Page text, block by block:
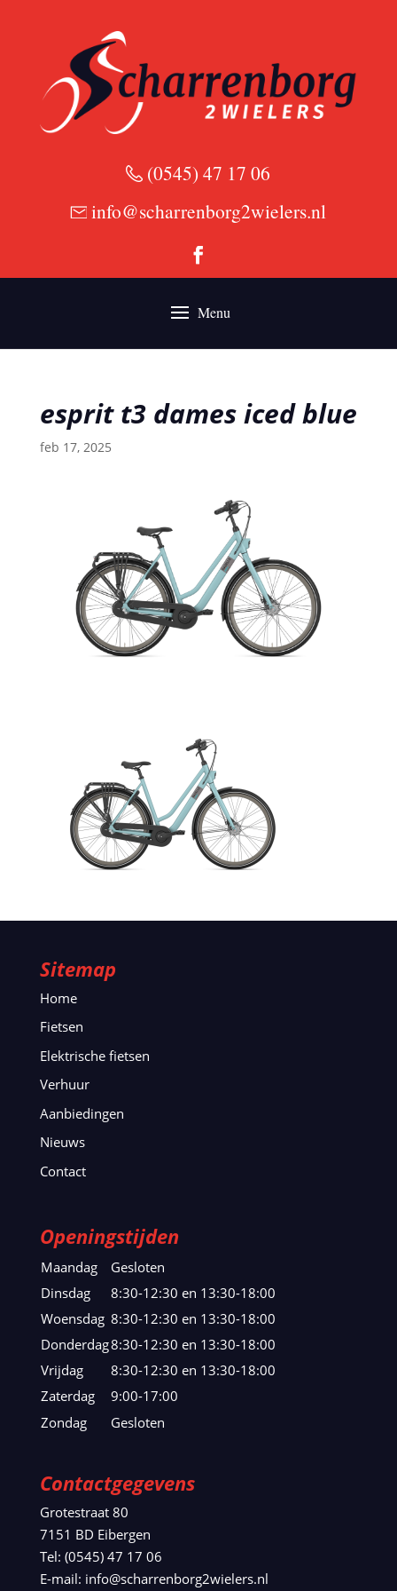
(0545) 47 17 06
info@scharrenborg2wielers.nl
esprit t3 dames iced blue
feb 17, 2025
Sitemap
Home
Fietsen
Elektrische fietsen
Verhuur
Aanbiedingen
Nieuws
Contact
Openingstijden
Maandag
Gesloten
Dinsdag
8:30-12:30 en 13:30-18:00
Woensdag 8:30-12:30 en 13:30-18:00
Donderdag8:30-12:30 en 13:30-18:00
Vrijdag
8:30-12:30 en 13:30-18:00
Zaterdag
9:00-17:00
Zondag
Gesloten
Contactgegevens
Grotestraat 80
7151 BD Eibergen
Tel: (0545) 47 17 06
E-mail: info@scharrenborg2wielers.nl